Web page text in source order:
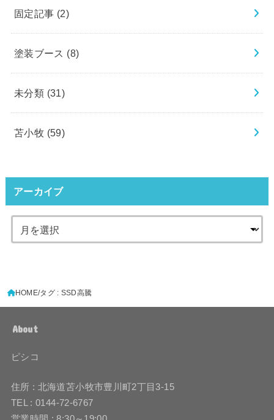
固定記事 (2)
塗装ブース (8)
未分類 (31)
苫小牧 (59)
アーカイブ
HOME タグ : SSD高騰
About
ピシコ
住所 : 北海道苫小牧市豊川町2丁目3-15
TEL : 0144-72-6767